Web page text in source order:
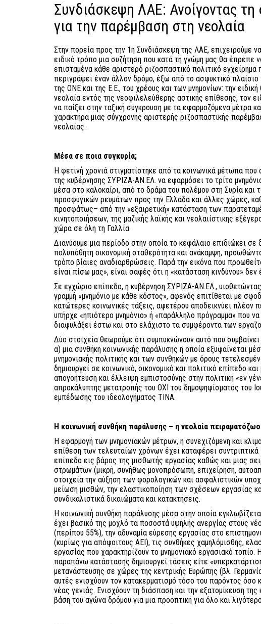
Συνδιάσκεψη ΛΑΕ: Ανοίγοντας τη
για την παρέμβαση στη νεολαία
Στην πορεία προς την 1η Συνδιάσκεψη της ΛΑΕ, επιχειρούμε
ειδικό τρόπο μια συζήτηση που κατά τη γνώμη μας θα έπρεπε
επισταμένα κάθε αριστερό ριζοσπαστικό πολιτικό εγχείρημα
περιγράψει έναν άλλον δρόμο, έξω από το ασφυκτικό
της ΟΝΕ και της Ε.Ε., του χρέους και των μνημονίων: την
νεολαία εντός της νεοφιλελεύθερης αστικής επίθεσης, τον
να παίξει στην ταξική σύγκρουση με τα εφαρμοζόμενα μέτρα
χαρακτήρα μιας σύγχρονης αριστερής ριζοσπαστικής
νεολαίας.
Μέσα σε ποια συγκυρία;
Η φετινή χρονιά στιγματίστηκε από τα κοινωνικά μέτωπα που
της κυβέρνησης ΣΥΡΙΖΑ-ΑΝ.ΕΛ. να εφαρμόσει το τρίτο
μέσα στο καλοκαίρι, από το δράμα του πολέμου στη Συρία και
προσφυγικών ρευμάτων προς την Ελλάδα και άλλες χώρες,
προσφάτως– από την «εξαιρετική» κατάσταση των
κινητοποιήσεων, της μαζικής λαϊκής και νεολαιίστικης
χώρα σε όλη τη Γαλλία.
Διανύουμε μια περίοδο στην οποία το κεφάλαιο επιδιώκει σε
πολυπόθητη οικονομική σταθερότητα και ανάκαμψη,
τρόπο βίαιες αναδιαρθρώσεις. Παρά την εικόνα που
είναι πίσω μας», είναι σαφές ότι η «κατάσταση κινδύνου» δεν
Σε εγχώριο επίπεδο, η κυβέρνηση ΣΥΡΙΖΑ-ΑΝ.ΕΛ., υιοθετώντας
γραμμή «μνημόνιο με κάθε κόστος», αφενός επιτίθεται με
κατώτερες κοινωνικές τάξεις, αφετέρου αποδεικνύει πλέον
υπήρχε «ηπιότερο μνημόνιο» ή «παράλληλο πρόγραμμα» που
διαφυλάξει έστω και στο ελάχιστο τα συμφέροντα των
Δύο στοιχεία θεωρούμε ότι συμπυκνώνουν αυτό που
α) μια συνθήκη κοινωνικής παράλυσης η οποία εξυφαίνεται
μνημονιακής πολιτικής και των συνθηκών με όρους
δημιουργεί σε κοινωνικό, οικονομικό και πολιτικό επίπεδο
απογοήτευση και έλλειψη εμπιστοσύνης στην πολιτική «εν
απροκάλυπτης μετατροπής του ΟΧΙ του δημοψηφίσματος του
εμπέδωσης του ιδεολογήματος ΤΙΝΑ.
Η κοινωνική συνθήκη παράλυσης – η νεολαία
Η εφαρμογή των μνημονιακών μέτρων, η συνεχιζόμενη και
επίθεση των τελευταίων χρόνων έχει καταφέρει συντριπτικά
επίπεδο εις βάρος της μισθωτής εργασίας καθώς και μιας
στρωμάτων (μικρή, συνήθως μονοπρόσωπη, επιχείρηση,
στοιχεία την αύξηση των φορολογικών και ασφαλιστικών
μείωση μισθών, την ελαστικοποίηση των σχέσεων εργασίας
συνδικαλιστικά δικαιώματα και κατακτήσεις.
Η κοινωνική συνθήκη παράλυσης μέσα στην οποία
έχει βασικό της μοχλό τα ποσοστά υψηλής ανεργίας στους
(περίπου 55%), την αδυναμία εύρεσης εργασίας στο
(κυρίως για απόφοιτους ΑΕΙ), τις συνθήκες χαμηλόμισθης,
εργασίας που χαρακτηρίζουν το μνημονιακό εργασιακό τοπίο.
παραπάνω κατάστασης δημιουργεί τάσεις είτε
μετανάστευσης σε χώρες της κεντρικής Ευρώπης (βλ.
αυτές ενισχύουν τον κατακερματισμό τόσο του παρόντος όσο
νέας γενιάς. Ενισχύουν τη διάσπαση και την εξατομίκευση της
βάση του αγώνα δρόμου για μια προοπτική για όλο και